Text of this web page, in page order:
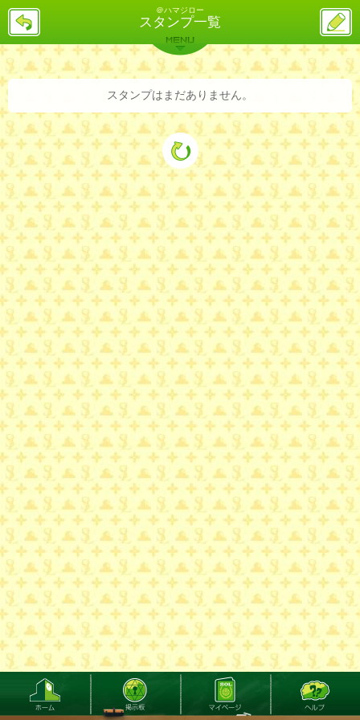
＠ハマジロー
スタンプ一覧
戻
ス
投
稿
バックナンバー 詳細検索 ランキング
MENU
スタンプはまだありません。